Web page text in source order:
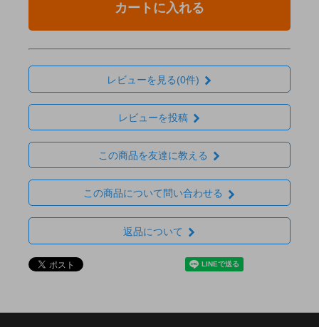
カートに入れる
レビューを見る(0件)
レビューを投稿
この商品を友達に教える
この商品について問い合わせる
返品について